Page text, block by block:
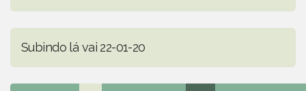
Subindo lá vai 22-01-20